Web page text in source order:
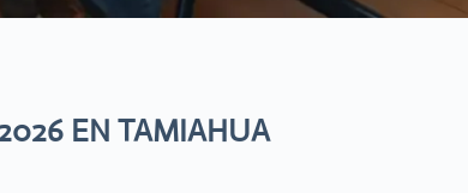
EN TAMIAHUA